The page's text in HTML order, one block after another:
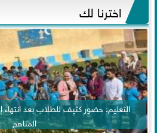
اخترنا لك
التعليم: حضور كثيف للطلاب بعد انتهاء
المناهج